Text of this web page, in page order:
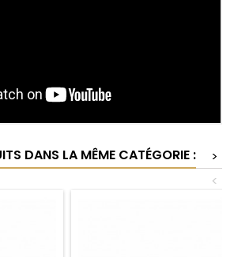
DANS LA MÊME CATÉGORIE :
>
<